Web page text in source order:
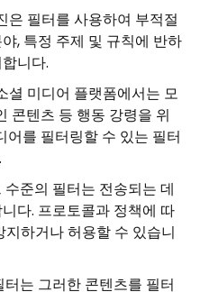
은 필터를 사용하여 부적절
, 특정 주제 및 규칙에 반하
니다.
셜 미디어 플랫폼에서는 모
콘텐츠 등 행동 강령을 위
어를 필터링할 수 있는 필터
준의 필터는 전송되는 데
다. 프로토콜과 정책에 따
하거나 허용할 수 있습니
는 그러한 콘텐츠를 필터